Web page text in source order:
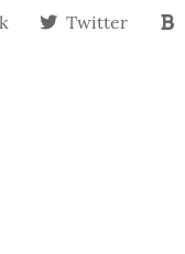
Twitter